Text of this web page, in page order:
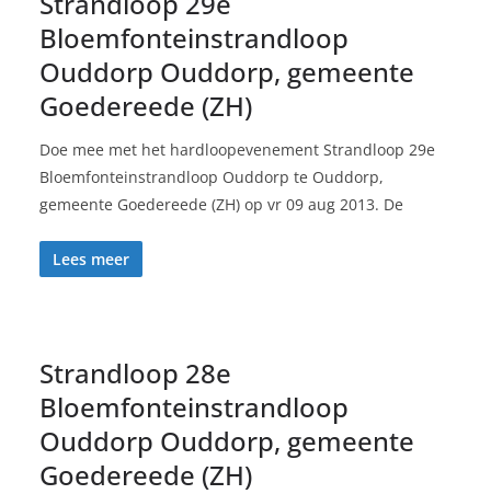
Bloemfonteinstrandloop
Ouddorp Ouddorp, gemeente
Goedereede (ZH)
Doe mee met het hardloopevenement Strandloop 29e
Bloemfonteinstrandloop Ouddorp te Ouddorp,
gemeente Goedereede (ZH) op vr 09 aug 2013. De
Lees meer
Strandloop 28e
Bloemfonteinstrandloop
Ouddorp Ouddorp, gemeente
Goedereede (ZH)